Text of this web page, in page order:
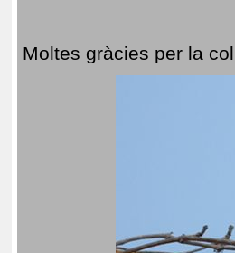
Moltes gràcies per la